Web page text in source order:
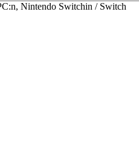
Nintendo Switchin / Switch